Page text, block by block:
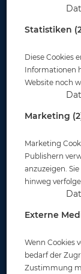
M&M
Artikelnr.:
Statistiken
Diese Cookies
Informationen
Website noch
Marketing
Marketing
Publishern
anzuzeigen.
hinweg
Externe
Wenn Cookies
bedarf der
Zustimmung